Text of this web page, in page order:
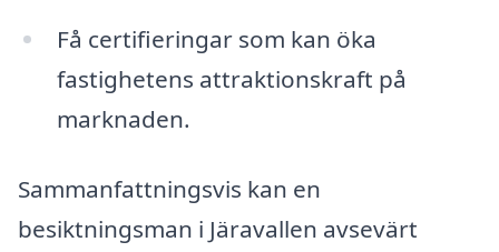
Få certifieringar som kan öka
fastighetens attraktionskraft på
marknaden.
Sammanfattningsvis kan en
besiktningsman i Järavallen avsevärt